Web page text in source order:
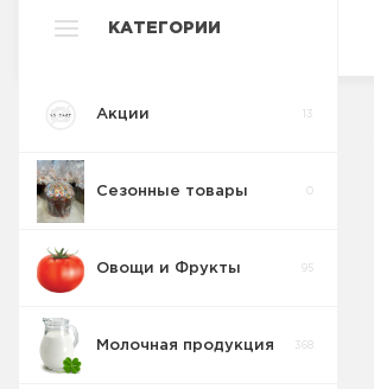
КАТЕГОРИИ
Акции 13
Сезонные товары
Овощи и Фрукты 95
Молочная продукция 368